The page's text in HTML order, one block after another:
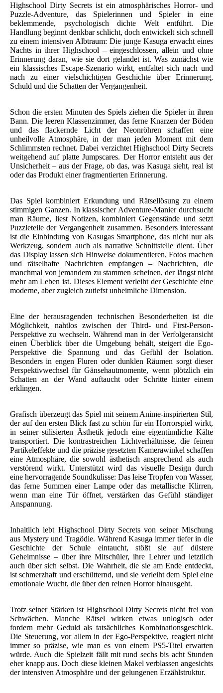
Highschool Dirty Secrets ist ein atmosphärisches Horror- und
Puzzle-Adventure, das Spielerinnen und Spieler in eine
beklemmende, psychologisch dichte Welt entführt. Die
Handlung beginnt denkbar schlicht, doch entwickelt sich schnell
zu einem intensiven Albtraum: Die junge Kasuga erwacht eines
Nachts in ihrer Highschool – eingeschlossen, allein und ohne
Erinnerung daran, wie sie dort gelandet ist. Was zunächst wie
ein klassisches Escape-Szenario wirkt, entfaltet sich nach und
nach zu einer vielschichtigen Geschichte über Erinnerung,
Schuld und die Schatten der Vergangenheit.
Schon die ersten Minuten des Spiels ziehen die Spieler in ihren
Bann. Die leeren Klassenzimmer, das ferne Knarzen der Böden
und das flackernde Licht der Neonröhren schaffen eine
unheilvolle Atmosphäre, in der man jeden Moment mit dem
Schlimmsten rechnet. Dabei verzichtet Highschool Dirty Secrets
weitgehend auf platte Jumpscares. Der Horror entsteht aus der
Unsicherheit – aus der Frage, ob das, was Kasuga sieht, real ist
oder das Produkt einer fragmentierten Erinnerung.
Das Spiel kombiniert Erkundung und Rätsellösung zu einem
stimmigen Ganzen. In klassischer Adventure-Manier durchsucht
man Räume, liest Notizen, kombiniert Gegenstände und setzt
Puzzleteile der Vergangenheit zusammen. Besonders interessant
ist die Einbindung von Kasugas Smartphone, das nicht nur als
Werkzeug, sondern auch als narrative Schnittstelle dient. Über
das Display lassen sich Hinweise dokumentieren, Fotos machen
und rätselhafte Nachrichten empfangen – Nachrichten, die
manchmal von jemandem zu stammen scheinen, der längst nicht
mehr am Leben ist. Dieses Element verleiht der Geschichte eine
moderne, aber zugleich zutiefst unheimliche Dimension.
Eine der herausragenden technischen Besonderheiten ist die
Möglichkeit, nahtlos zwischen der Third- und First-Person-
Perspektive zu wechseln. Während man in der Verfolgeransicht
einen Überblick über die Umgebung behält, steigert die Ego-
Perspektive die Spannung und das Gefühl der Isolation.
Besonders in engen Fluren oder dunklen Räumen sorgt dieser
Perspektivwechsel für Gänsehautmomente, wenn plötzlich ein
Schatten an der Wand auftaucht oder Schritte hinter einem
erklingen.
Grafisch überzeugt das Spiel mit seinem Anime-inspirierten Stil,
der auf den ersten Blick fast zu schön für ein Horrorspiel wirkt,
in seiner stilisierten Ästhetik jedoch eine eigentümliche Kälte
transportiert. Die kontrastreichen Lichtverhältnisse, die feinen
Partikeleffekte und die präzise gesetzten Kamerawinkel schaffen
eine Atmosphäre, die sowohl ästhetisch ansprechend als auch
verstörend wirkt. Unterstützt wird das visuelle Design durch
eine hervorragende Soundkulisse: Das leise Tropfen von Wasser,
das ferne Summen einer Lampe oder das metallische Klirren,
wenn man eine Tür öffnet, verstärken das Gefühl ständiger
Anspannung.
Inhaltlich lebt Highschool Dirty Secrets von seiner Mischung
aus Mystery und Tragödie. Während Kasuga immer tiefer in die
Geschichte der Schule eintaucht, stößt sie auf düstere
Geheimnisse – über ihre Mitschüler, ihre Lehrer und letztlich
auch über sich selbst. Die Wahrheit, die sie am Ende entdeckt,
ist schmerzhaft und erschütternd, und sie verleiht dem Spiel eine
emotionale Wucht, die über den reinen Horror hinausgeht.
Trotz seiner Stärken ist Highschool Dirty Secrets nicht frei von
Schwächen. Manche Rätsel wirken etwas unlogisch oder
fordern mehr Geduld als tatsächliches Kombinationsgeschick.
Die Steuerung, vor allem in der Ego-Perspektive, reagiert nicht
immer so präzise, wie man es von einem PS5-Titel erwarten
würde. Auch die Spielzeit fällt mit rund sechs bis acht Stunden
eher knapp aus. Doch diese kleinen Makel verblassen angesichts
der intensiven Atmosphäre und der gelungenen Erzählstruktur.